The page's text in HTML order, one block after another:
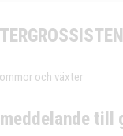
och växter
till